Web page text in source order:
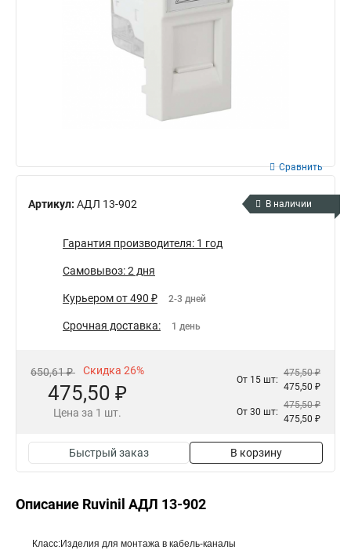
Артикул: АДЛ 13-902
Сравнить
В наличии
Гарантия производителя: 1 год
Самовывоз: 2 дня
Курьером от 490 ₽ 2-3 дней
Срочная доставка: 1 день
650,61 ₽ Скидка 26%
475,50 ₽
Цена за 1 шт.
От 15 шт:
475,50 ₽
475,50 ₽
От 30 шт:
475,50 ₽
475,50 ₽
Быстрый заказ В корзину
Описание Ruvinil АДЛ 13-902
Класс:Изделия для монтажа в кабель-каналы